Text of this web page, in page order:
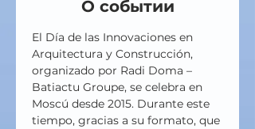
О событии
El Día de las Innovaciones en
Arquitectura y Construcción,
organizado por Radi Doma –
Batiactu Groupe, se celebra en
Moscú desde 2015. Durante este
tiempo, gracias a su formato, que